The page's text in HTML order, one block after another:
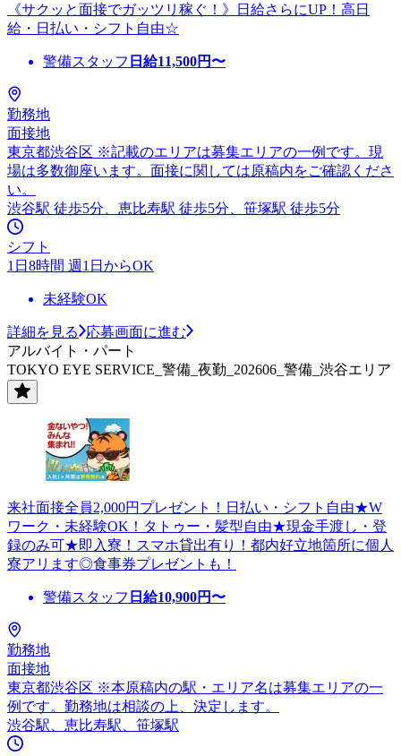
《サクッと面接でガッツリ稼ぐ！》日給さらにUP！高日
給・日払い・シフト自由☆
警備スタッフ 日給11,500円〜
勤務地
面接地
東京都渋谷区 ※記載のエリアは募集エリアの一例です。現
場は多数御座います。面接に関しては原稿内をご確認くださ
い。
渋谷駅 徒歩5分、恵比寿駅 徒歩5分、笹塚駅 徒歩5分
シフト
1日8時間 週1日からOK
未経験OK
詳細を見る
応募画面に進む
アルバイト・パート
TOKYO EYE SERVICE_警備_夜勤_202606_警備_渋谷エリア
来社面接全員2,000円プレゼント！日払い・シフト自由★W
ワーク・未経験OK！タトゥー・髪型自由★現金手渡し・登
録のみ可★即入寮！スマホ貸出有り！都内好立地箇所に個人
寮アリます◎食事券プレゼントも！
警備スタッフ 日給10,900円〜
勤務地
面接地
東京都渋谷区 ※本原稿内の駅・エリア名は募集エリアの一
例です。勤務地は相談の上、決定します。
渋谷駅、恵比寿駅、笹塚駅